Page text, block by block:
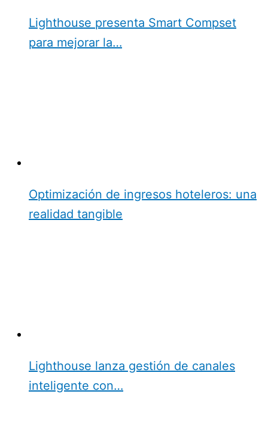
Lighthouse presenta Smart Compset
para mejorar la…
Optimización de ingresos hoteleros: una
realidad tangible
Lighthouse lanza gestión de canales
inteligente con…